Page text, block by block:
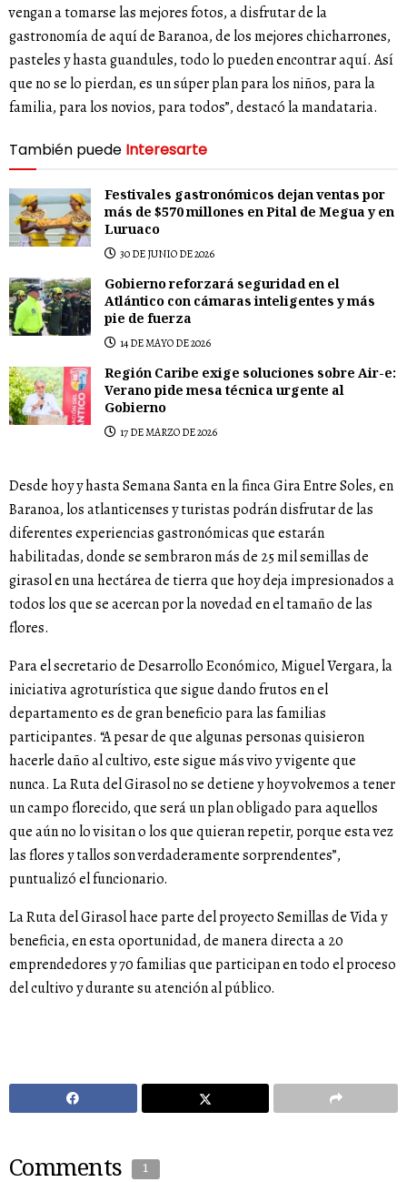
vengan a tomarse las mejores fotos, a disfrutar de la
gastronomía de aquí de Baranoa, de los mejores chicharrones,
pasteles y hasta guandules, todo lo pueden encontrar aquí. Así
que no se lo pierdan, es un súper plan para los niños, para la
familia, para los novios, para todos”, destacó la mandataria.
También puede Interesarte
Festivales gastronómicos dejan ventas por
más de $570 millones en Pital de Megua y en
Luruaco
30 DE JUNIO DE 2026
Gobierno reforzará seguridad en el
Atlántico con cámaras inteligentes y más
pie de fuerza
14 DE MAYO DE 2026
Región Caribe exige soluciones sobre Air-e:
Verano pide mesa técnica urgente al
Gobierno
17 DE MARZO DE 2026
Desde hoy y hasta Semana Santa en la finca Gira Entre Soles, en
Baranoa, los atlanticenses y turistas podrán disfrutar de las
diferentes experiencias gastronómicas que estarán
habilitadas, donde se sembraron más de 25 mil semillas de
girasol en una hectárea de tierra que hoy deja impresionados a
todos los que se acercan por la novedad en el tamaño de las
flores.
Para el secretario de Desarrollo Económico, Miguel Vergara, la
iniciativa agroturística que sigue dando frutos en el
departamento es de gran beneficio para las familias
participantes. “A pesar de que algunas personas quisieron
hacerle daño al cultivo, este sigue más vivo y vigente que
nunca. La Ruta del Girasol no se detiene y hoy volvemos a tener
un campo florecido, que será un plan obligado para aquellos
que aún no lo visitan o los que quieran repetir, porque esta vez
las flores y tallos son verdaderamente sorprendentes”,
puntualizó el funcionario.
La Ruta del Girasol hace parte del proyecto Semillas de Vida y
beneficia, en esta oportunidad, de manera directa a 20
emprendedores y 70 familias que participan en todo el proceso
del cultivo y durante su atención al público.
Comments 1